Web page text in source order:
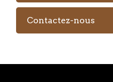
Contactez-nous